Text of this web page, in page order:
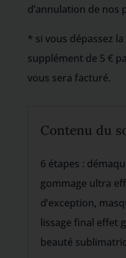
d’annulation de nos
* si vous dépassez
supplément de 5 €
vous sera facturé.
Contenu du
6 étapes :
gommage ultra
d’exception,
lissage final effet
beauté